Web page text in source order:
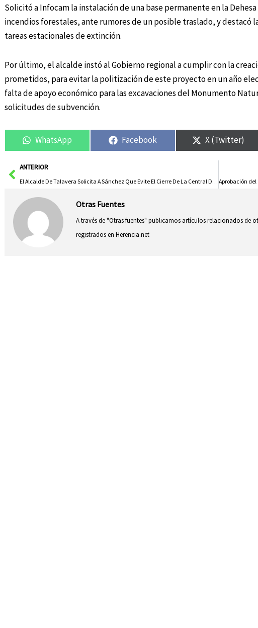
Solicitó a Infocam la instalación de una base permanente en la
incendios forestales, ante rumores de un posible traslado, y destacó
tareas estacionales de extinción.
Por último, el alcalde instó al Gobierno regional a cumplir con la
prometidos, para evitar la politización de este proyecto en un año
falta de apoyo económico para las excavaciones del Monumento
solicitudes de subvención.
WhatsApp Facebook X (Twitter)
AntANTERIOR
El Alcalde De Talavera Solicita A Sánchez Que Evite El Cierre De La Central De Almaraz Para Proteger A La Ciudad
Otras Fuentes
A través de "Otras fuentes" publicamos artículos relacionados de
registrados en Herencia.net